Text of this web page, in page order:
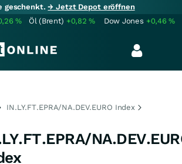
geschenkt.→ Jetzt Depot eröffnen
% Öl (Brent) +0,82% Dow Jones +0,46%
IN.LY.FT.EPRA/NA.DEV.EURO Index